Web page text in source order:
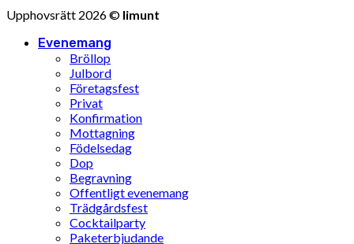
Upphovsrätt 2026 © limunt
Evenemang
Bröllop
Julbord
Företagsfest
Privat
Konfirmation
Mottagning
Födelsedag
Dop
Begravning
Offentligt evenemang
Trädgårdsfest
Cocktailparty
Paketerbjudande